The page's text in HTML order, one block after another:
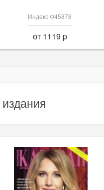
Индекс Ф45878
от 1119 p